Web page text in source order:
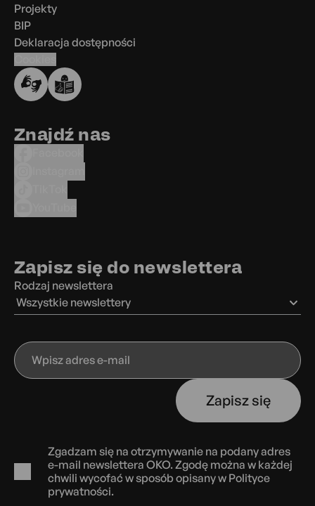
Projekty
BIP
Deklaracja dostępności
Znajdź nas
Zapisz się do newslettera
Rodzaj newslettera
Wszystkie newslettery
Wpisz
adres
Zapisz się
Zgadzam się na otrzymywanie na podany adres
e-mail newslettera OKO. Zgodę można w każdej
chwili wycofać w sposób opisany w Polityce
prywatności.